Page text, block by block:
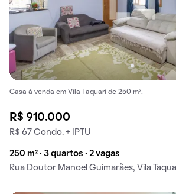
Casa à venda em Vila Taquari de 250 m².
R$ 910.000
R$ 67 Condo. + IPTU
250 m² · 3 quartos · 2 vagas
Rua Doutor Manoel Guimarães, Vila